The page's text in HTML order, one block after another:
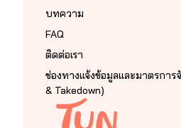
บทความ
FAQ
ติดต่อเรา
ช่องทางแจ้งข้อมูลและมาตรการ
& Takedown)